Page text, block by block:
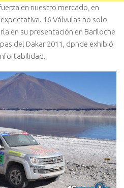
en nuestro mercado, en
16 Válvulas no solo
en su presentación en Bariloche
del Dakar 2011, dpnde exhibió